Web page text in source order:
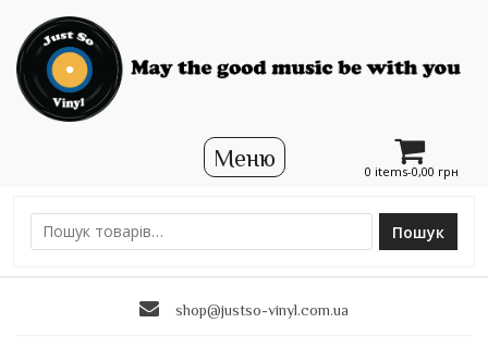
0 items-0,00 грн
Ш
Пошук
shop@justso-vinyl.com.ua